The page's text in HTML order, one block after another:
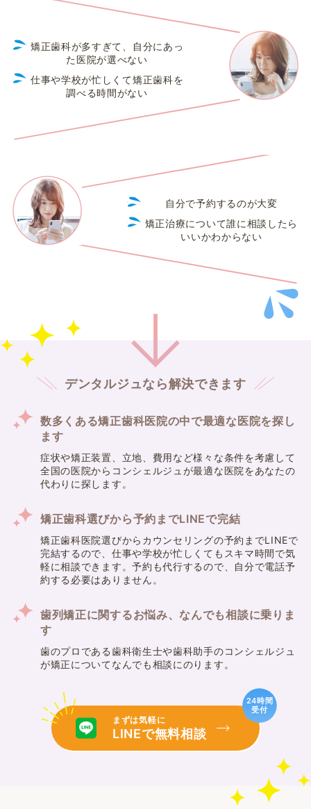
矯正歯科が多すぎて、自分にあっ
た医院が選べない
仕事や学校が忙しくて矯正歯科を
調べる時間がない
自分で予約するのが大変
矯正治療について誰に相談したら
いいかわからない
デンタルジュなら解決できます
数多くある矯正歯科医院の中で最適な医院を探し
ます
症状や矯正装置、立地、費用など様々な条件を考慮して
全国の医院からコンシェルジュが最適な医院をあなたの
代わりに探します。
矯正歯科選びから予約までLINEで完結
矯正歯科医院選びからカウンセリングの予約までLINEで
完結するので、仕事や学校が忙しくてもスキマ時間で気
軽に相談できます。予約も代行するので、自分で電話予
約する必要はありません。
歯列矯正に関するお悩み、なんでも相談に乗りま
す
歯のプロである歯科衛生士や歯科助手のコンシェルジュ
が矯正についてなんでも相談にのります。
まずは気軽に
LINEで無料相談
24時間
受付